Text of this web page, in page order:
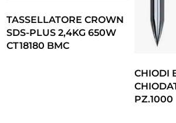
TASSELLATORE CROWN
SDS-PLUS 2,4KG 650W
CT18180 BMC
CHIODI
PZ.1000